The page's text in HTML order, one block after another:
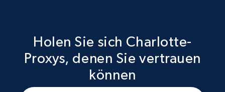
Holen Sie sich Charlotte-
Proxys, denen Sie vertrauen
können